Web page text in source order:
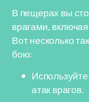
В пещерах вы
врагами,
Вот несколько
бою:
атак врагов.